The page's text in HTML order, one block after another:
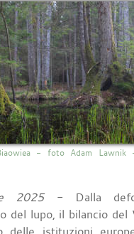
- foto Adam
2025- Dalla
del lupo, il bilancio